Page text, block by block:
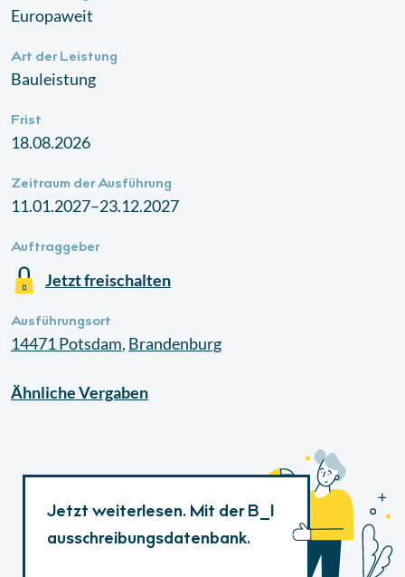
Europaweit
Art der Leistung
Bauleistung
Frist
18.08.2026
Zeitraum der Ausführung
11.01.2027–23.12.2027
Auftraggeber
Jetzt freischalten
Ausführungsort
14471 Potsdam, Brandenburg
ÄhnlicheVergaben
Jetzt weiterlesen. Mit der B_I
ausschreibungsdatenbank.